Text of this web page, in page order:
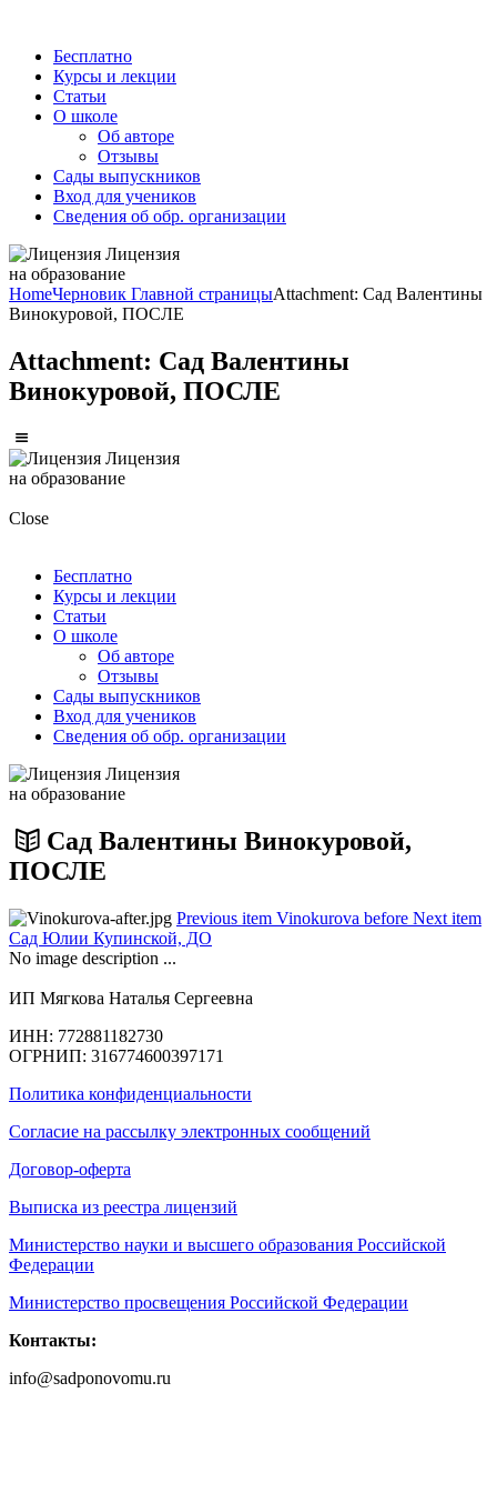
Бесплатно
Курсы и лекции
Статьи
О школе
Об авторе
Отзывы
Сады выпускников
Вход для учеников
Сведения об обр. организации
Лицензия
на образование
HomeЧерновик Главной страницыAttachment: Сад Валентины
Винокуровой, ПОСЛЕ
Attachment: Сад Валентины
Винокуровой, ПОСЛЕ
Лицензия
на образование
Close
Бесплатно
Курсы и лекции
Статьи
О школе
Об авторе
Отзывы
Сады выпускников
Вход для учеников
Сведения об обр. организации
Лицензия
на образование
Сад Валентины Винокуровой,
ПОСЛЕ
Previous item Vinokurova before Next item
Сад Юлии Купинской, ДО
No image description ...
ИП Мягкова Наталья Сергеевна
ИНН: 772881182730
ОГРНИП: 316774600397171
Политика конфиденциальности
Согласие на рассылку электронных сообщений
Договор-оферта
Выписка из реестра лицензий
Министерство науки и высшего образования Российской
Федерации
Министерство просвещения Российской Федерации
Контакты:
info@sadponovomu.ru